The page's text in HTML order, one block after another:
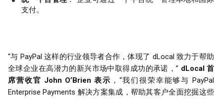
支付。
“与 PayPal 这样的行业领导者合作，体现了 dLocal 致力于帮助
全球企业在高潜力的新兴市场中取得成功的承诺，” dLocal 首
席营收官 John O’Brien 表示 ，“我们很荣幸能够与 PayPal
Enterprise Payments 解决方案集成，帮助其客户全面挖掘这些